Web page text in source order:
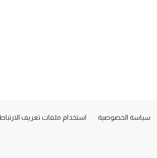
سياسة الخصوصية استخدام ملفات تعريف الارتباط